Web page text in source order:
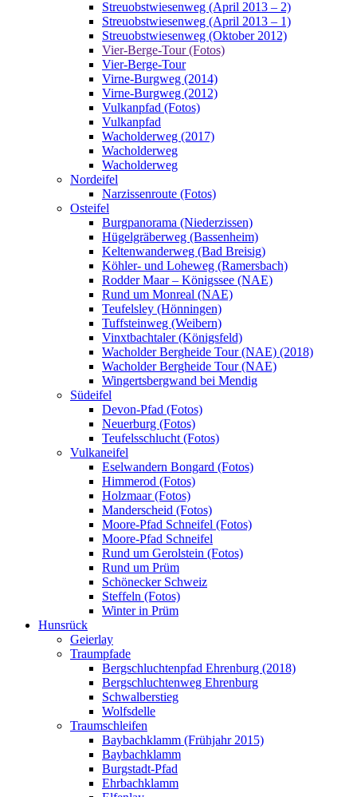
Streuobstwiesenweg (April 2013 – 2)
Streuobstwiesenweg (April 2013 – 1)
Streuobstwiesenweg (Oktober 2012)
Vier-Berge-Tour (Fotos)
Vier-Berge-Tour
Virne-Burgweg (2014)
Virne-Burgweg (2012)
Vulkanpfad (Fotos)
Vulkanpfad
Wacholderweg (2017)
Wacholderweg
Wacholderweg
Nordeifel
Narzissenroute (Fotos)
Osteifel
Burgpanorama (Niederzissen)
Hügelgräberweg (Bassenheim)
Keltenwanderweg (Bad Breisig)
Köhler- und Loheweg (Ramersbach)
Rodder Maar – Königssee (NAE)
Rund um Monreal (NAE)
Teufelsley (Hönningen)
Tuffsteinweg (Weibern)
Vinxtbachtaler (Königsfeld)
Wacholder Bergheide Tour (NAE) (2018)
Wacholder Bergheide Tour (NAE)
Wingertsbergwand bei Mendig
Südeifel
Devon-Pfad (Fotos)
Neuerburg (Fotos)
Teufelsschlucht (Fotos)
Vulkaneifel
Eselwandern Bongard (Fotos)
Himmerod (Fotos)
Holzmaar (Fotos)
Manderscheid (Fotos)
Moore-Pfad Schneifel (Fotos)
Moore-Pfad Schneifel
Rund um Gerolstein (Fotos)
Rund um Prüm
Schönecker Schweiz
Steffeln (Fotos)
Winter in Prüm
Hunsrück
Geierlay
Traumpfade
Bergschluchtenpfad Ehrenburg (2018)
Bergschluchtenweg Ehrenburg
Schwalberstieg
Wolfsdelle
Traumschleifen
Baybachklamm (Frühjahr 2015)
Baybachklamm
Burgstadt-Pfad
Ehrbachklamm